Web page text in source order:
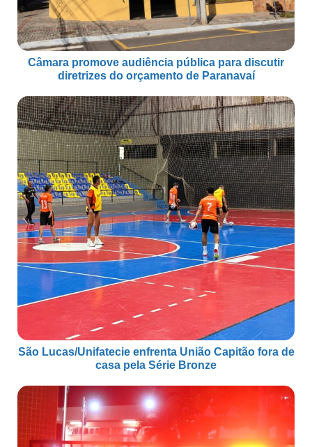
Câmara promove audiência pública para discutir
diretrizes do orçamento de Paranavaí
São Lucas/Unifatecie enfrenta União Capitão fora de
casa pela Série Bronze